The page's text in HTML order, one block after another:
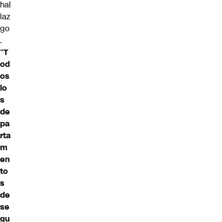
hal
laz
go
.
“T
od
os
lo
s
de
pa
rta
m
en
to
s
de
se
gu